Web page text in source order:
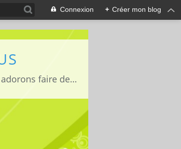
Connexion + Créer mon blog
Je suis maman de deux adorables enfants Lucas 15 ans, Jules 11ans et Louise 22mois, nous adorons faire des activités manuelles, des expériences et de la cuisine que nous vous partageons avec grand plaisir ;)